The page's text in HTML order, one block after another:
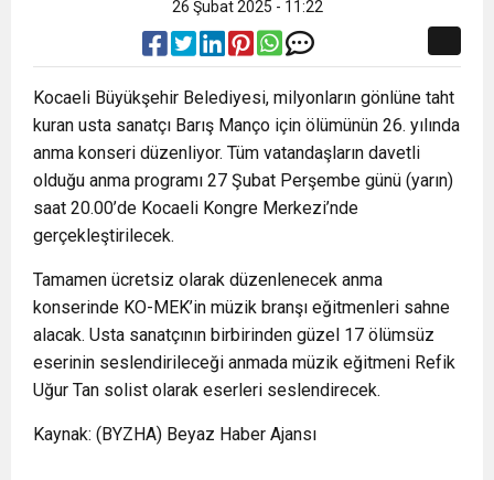
26 Şubat 2025 - 11:22
Kocaeli Büyükşehir Belediyesi, milyonların gönlüne taht
kuran usta sanatçı Barış Manço için ölümünün 26. yılında
anma konseri düzenliyor. Tüm vatandaşların davetli
olduğu anma programı 27 Şubat Perşembe günü (yarın)
saat 20.00’de Kocaeli Kongre Merkezi’nde
gerçekleştirilecek.
Tamamen ücretsiz olarak düzenlenecek anma
konserinde KO-MEK’in müzik branşı eğitmenleri sahne
alacak. Usta sanatçının birbirinden güzel 17 ölümsüz
eserinin seslendirileceği anmada müzik eğitmeni Refik
Uğur Tan solist olarak eserleri seslendirecek.
Kaynak: (BYZHA) Beyaz Haber Ajansı